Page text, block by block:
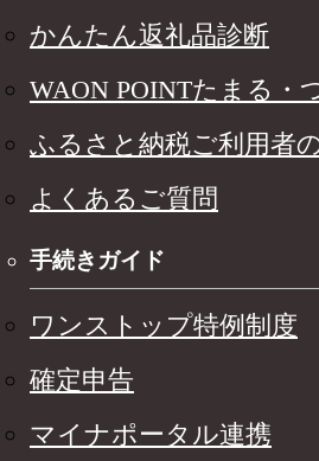
かんたん返礼品診断
WAON POINTたまる・
ふるさと納税ご利用者
よくあるご質問
手続きガイド
ワンストップ特例制度
確定申告
マイナポータル連携